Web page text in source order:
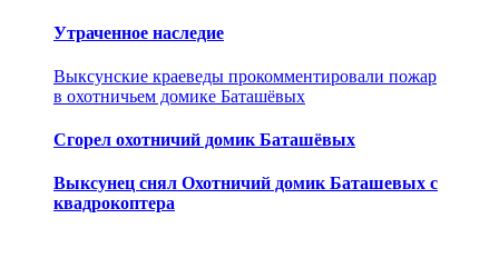
Утраченное наследие
Выксунские краеведы прокомментировали пожар
в охотничьем домике Баташёвых
Сгорел охотничий домик Баташёвых
Выксунец снял Охотничий домик Баташевых с
квадрокоптера